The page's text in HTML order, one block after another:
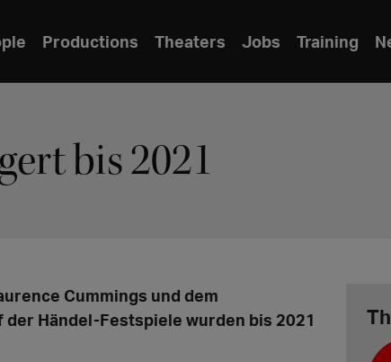
Productions Theaters Jobs Training
bis 2021
Cummings und dem
Händel-Festspiele wurden bis 2021